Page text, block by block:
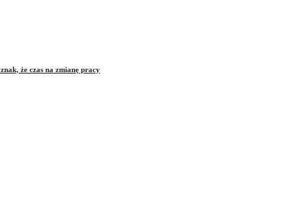
że czas na zmianę pracy